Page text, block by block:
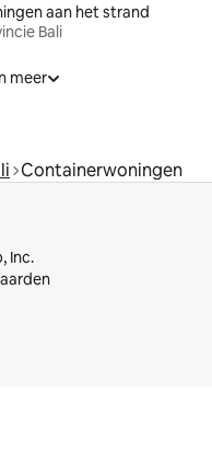
aan het strand
Bali
meer
Containerwoningen
Inc.